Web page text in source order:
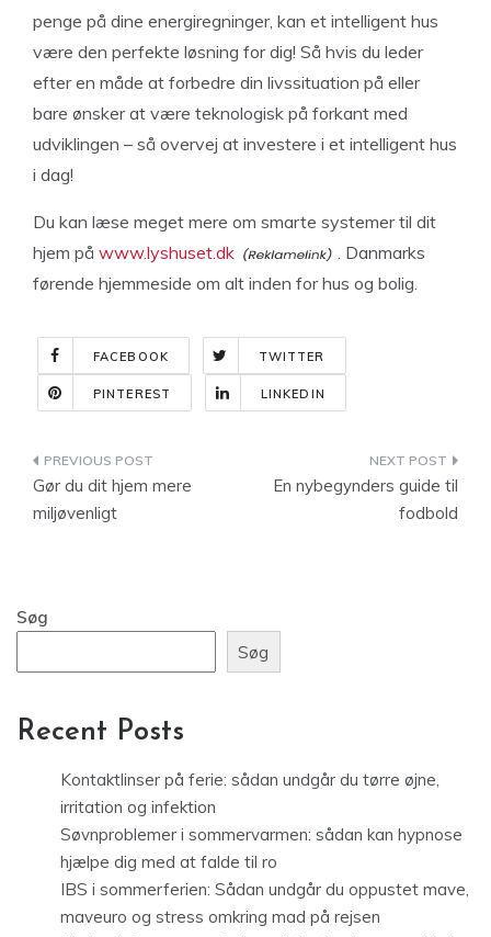
penge på dine energiregninger, kan et intelligent hus
være den perfekte løsning for dig! Så hvis du leder
efter en måde at forbedre din livssituation på eller
bare ønsker at være teknologisk på forkant med
udviklingen – så overvej at investere i et intelligent hus
i dag!
Du kan læse meget mere om smarte systemer til dit
hjem på www.lyshuset.dk
. Danmarks
førende hjemmeside om alt inden for hus og bolig.
FACEBOOK TWITTER
PINTEREST LINKEDIN
Indlægsnavigation
Gør du dit hjem mere
miljøvenligt
En nybegynders guide til
fodbold
Søg
Søg
Recent Posts
Kontaktlinser på ferie: sådan undgår du tørre øjne,
irritation og infektion
Søvnproblemer i sommervarmen: sådan kan hypnose
hjælpe dig med at falde til ro
IBS i sommerferien: Sådan undgår du oppustet mave,
maveuro og stress omkring mad på rejsen